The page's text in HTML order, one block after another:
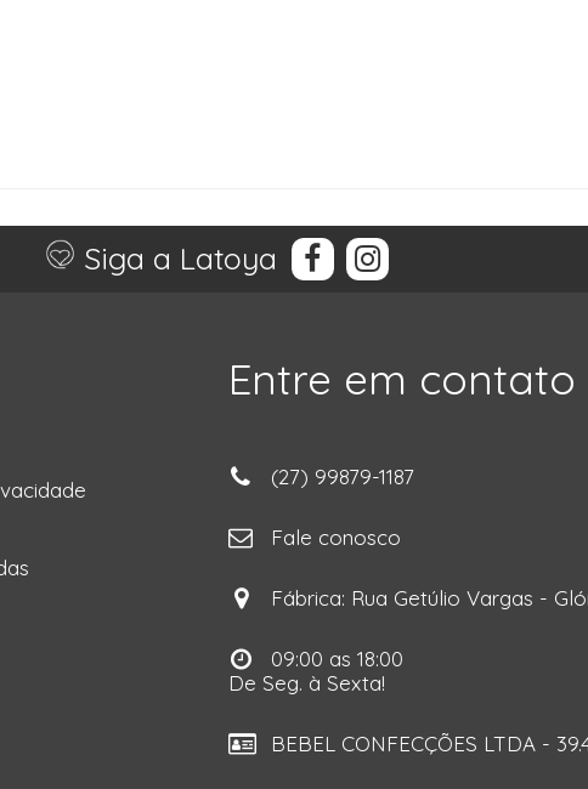
Siga a Latoya
Entre em contato
(27) 99879-1187
Fale conosco
Fábrica: Rua Getúlio Vargas -
09:00 as 18:00
De Seg. à Sexta!
BEBEL CONFECÇÕES LTDA -